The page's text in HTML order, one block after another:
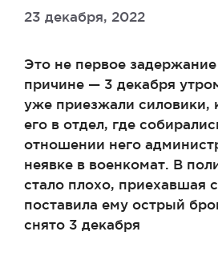
23 декабря, 2022
Это не первое
причине — 3 декабря
уже приезжали силовики,
его в отдел, где
отношении него
неявке в военкомат. В
стало плохо, приехавшая
поставила ему острый
снято 3 декабря